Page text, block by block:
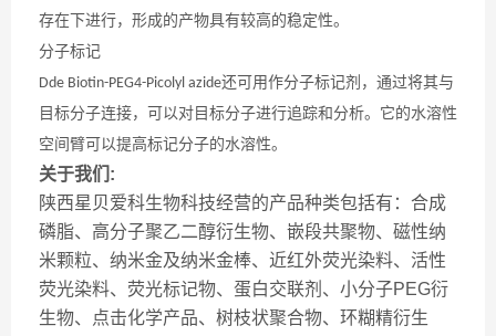
存在下进行，形成的产物具有较高的稳定性。
分子标记
Dde Biotin-PEG4-Picolyl azide还可用作分子标记剂，通过将其与
目标分子连接，可以对目标分子进行追踪和分析。它的水溶性
空间臂可以提高标记分子的水溶性。
关于我们:
陕西星贝爱科生物科技经营的产品种类包括有：合成
磷脂、高分子聚乙二醇衍生物、嵌段共聚物、磁性纳
米颗粒、纳米金及纳米金棒、近红外荧光染料、活性
荧光染料、荧光标记物、蛋白交联剂、小分子PEG衍
生物、点击化学产品、树枝状聚合物、环糊精衍生